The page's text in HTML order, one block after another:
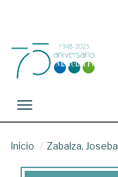
Toggle navigation
Inicio Zabalza, Joseba